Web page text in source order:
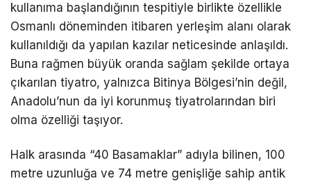
kullanıma başlandığının tespitiyle birlikte özellikle
Osmanlı döneminden itibaren yerleşim alanı olarak
kullanıldığı da yapılan kazılar neticesinde anlaşıldı.
Buna rağmen büyük oranda sağlam şekilde ortaya
çıkarılan tiyatro, yalnızca Bitinya Bölgesi’nin değil,
Anadolu’nun da iyi korunmuş tiyatrolarından biri
olma özelliği taşıyor.
Halk arasında “40 Basamaklar” adıyla bilinen, 100
metre uzunluğa ve 74 metre genişliğe sahip antik